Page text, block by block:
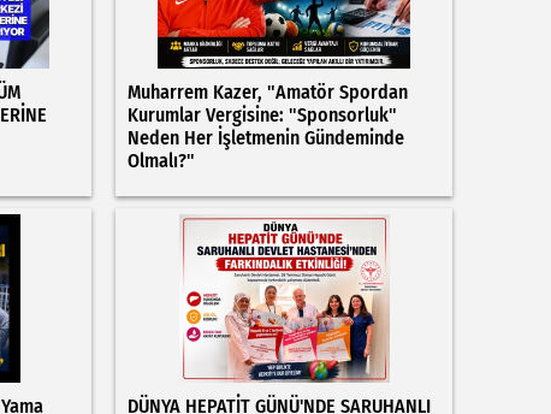
Muharrem Kazer, "Amatör Spordan
Kurumlar Vergisine: "Sponsorluk"
Neden Her İşletmenin Gündeminde
Olmalı?"
DÜNYA HEPATİT GÜNÜ'NDE SARUHANLI